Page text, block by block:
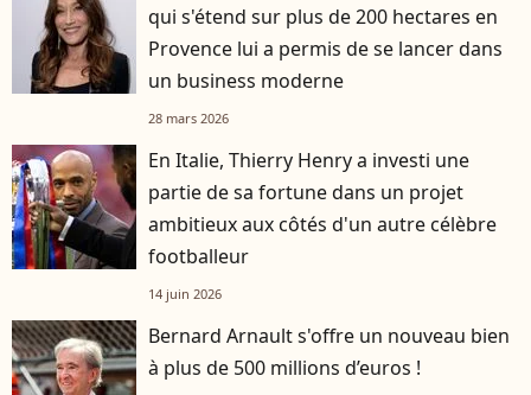
qui s'étend sur plus de 200 hectares en
Provence lui a permis de se lancer dans
un business moderne
28 mars 2026
En Italie, Thierry Henry a investi une
partie de sa fortune dans un projet
ambitieux aux côtés d'un autre célèbre
footballeur
14 juin 2026
Bernard Arnault s'offre un nouveau bien
à plus de 500 millions d’euros !